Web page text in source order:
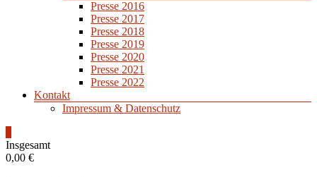
Presse 2016
Presse 2017
Presse 2018
Presse 2019
Presse 2020
Presse 2021
Presse 2022
Kontakt
Impressum & Datenschutz
Insgesamt
0,00 €